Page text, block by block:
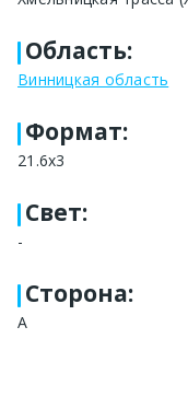
Область:
Винницкая область
Формат:
21.6х3
Свет:
-
Сторона:
А